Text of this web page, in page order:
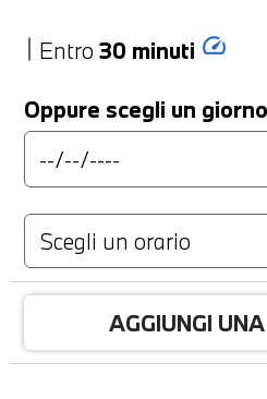
Entro 30 minuti speed
Oppure scegli un
AGGIUNGI